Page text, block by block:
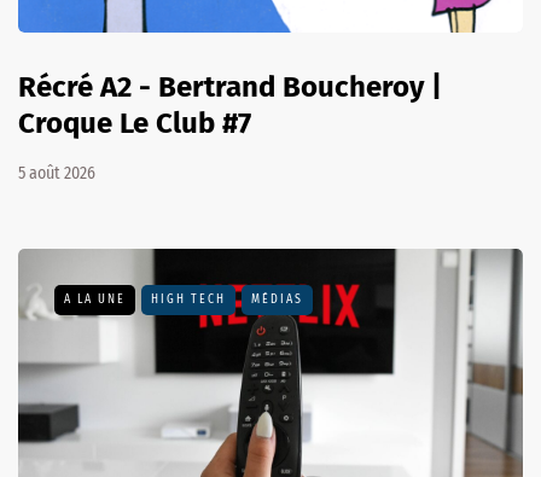
Récré A2 - Bertrand Boucheroy |
Croque Le Club #7
5 août 2026
A LA UNE HIGH TECH MÉDIAS